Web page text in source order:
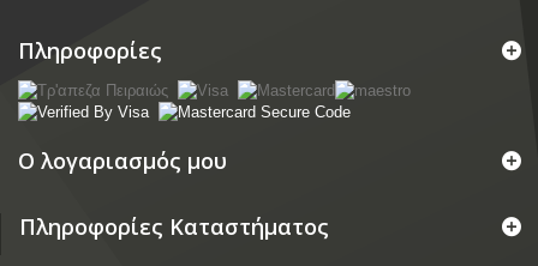
Πληροφορίες
Ο λογαριασμός μου
Πληροφορίες Καταστήματος